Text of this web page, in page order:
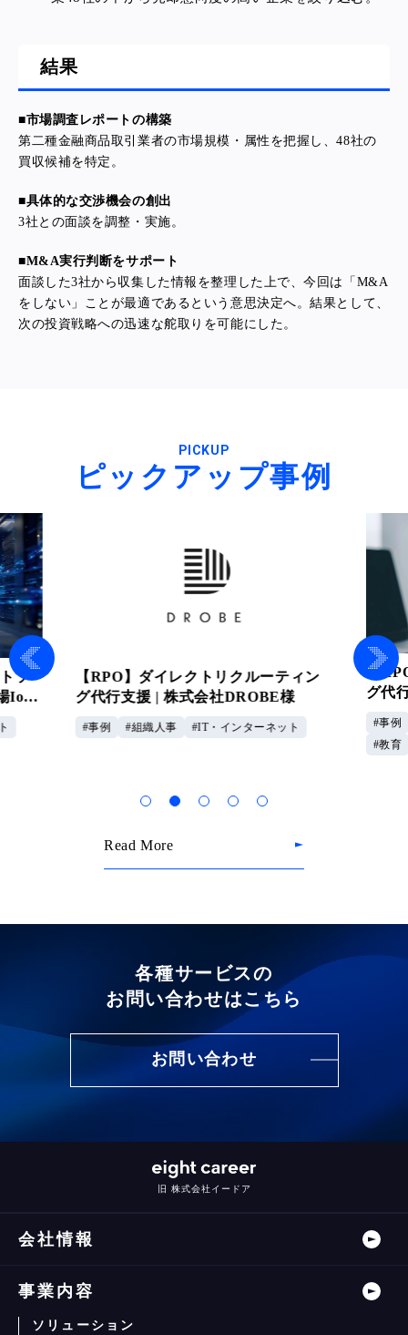
結果
■市場調査レポートの構築
第二種金融商品取引業者の市場規模・属性を把握し、48社の
買収候補を特定。
■具体的な交渉機会の創出
3社との面談を調整・実施。
■M&A実行判断をサポート
面談した3社から収集した情報を整理した上で、今回は「M&A
をしない」ことが最適であるという意思決定へ。結果として、
次の投資戦略への迅速な舵取りを可能にした。
PICKUP
ピックアップ事例
ソ
IoT
【RPO】ダイレクトリクルーティン
グ代行支援 | 株式会社DROBE様
事例 組織人事 IT・インターネット
【
グ代
事例
教育
Read More
各種サービスの
お問い合わせはこちら
お問い合わせ
旧 株式会社イードア
会社情報
事業内容
ソリューション